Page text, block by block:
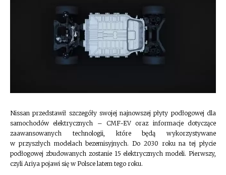
Nissan przedstawił szczegóły swojej najnowszej płyty podłogowej dla
samochodów elektrycznych – CMF-EV oraz informacje dotyczące
zaawansowanych technologii, które będą wykorzystywane
w przyszłych modelach bezemisyjnych. Do 2030 roku na tej płycie
podłogowej zbudowanych zostanie 15 elektrycznych modeli. Pierwszy,
czyli Ariya pojawi się w Polsce latem tego roku.